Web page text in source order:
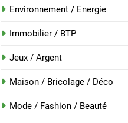
Environnement / Energie
Immobilier / BTP
Jeux / Argent
Maison / Bricolage / Déco
Mode / Fashion / Beauté